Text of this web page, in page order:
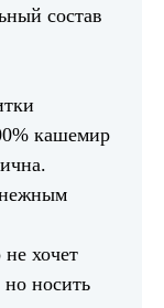
состав
кашемир
хочет
носить